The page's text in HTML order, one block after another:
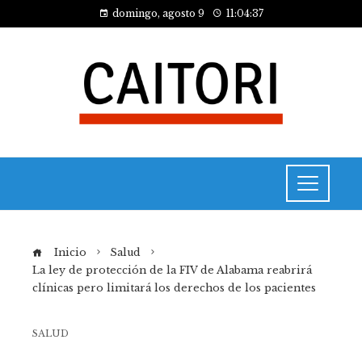
domingo, agosto 9 11:04:37
Inicio
Salud
La ley de protección de la FIV de Alabama reabrirá
clínicas pero limitará los derechos de los pacientes
SALUD